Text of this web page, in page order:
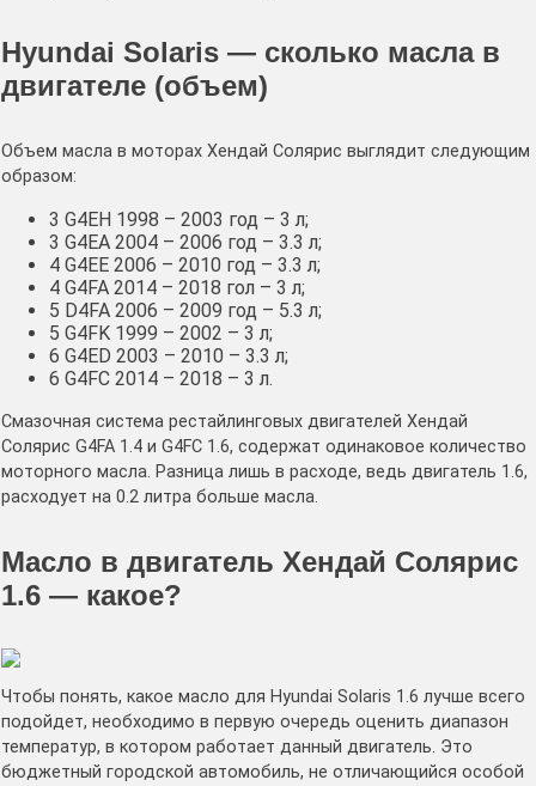
Hyundai Solaris — сколько масла в
двигателе (объем)
Объем масла в моторах Хендай Солярис выглядит следующим
образом:
3 G4EH 1998 – 2003 год – 3 л;
3 G4EA 2004 – 2006 год – 3.3 л;
4 G4EE 2006 – 2010 год – 3.3 л;
4 G4FA 2014 – 2018 гол – 3 л;
5 D4FA 2006 – 2009 год – 5.3 л;
5 G4FK 1999 – 2002 – 3 л;
6 G4ED 2003 – 2010 – 3.3 л;
6 G4FC 2014 – 2018 – 3 л.
Смазочная система рестайлинговых двигателей Хендай
Солярис G4FA 1.4 и G4FC 1.6, содержат одинаковое количество
моторного масла. Разница лишь в расходе, ведь двигатель 1.6,
расходует на 0.2 литра больше масла.
Масло в двигатель Хендай Солярис
1.6 — какое?
Чтобы понять, какое масло для Hyundai Solaris 1.6 лучше всего
подойдет, необходимо в первую очередь оценить диапазон
температур, в котором работает данный двигатель. Это
бюджетный городской автомобиль, не отличающийся особой